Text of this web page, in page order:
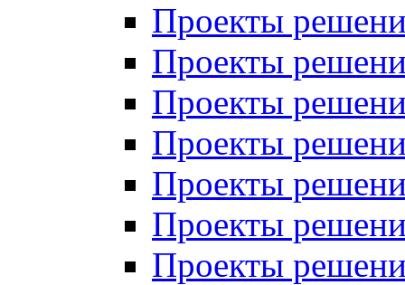
Проекты
Проекты
Проекты
Проекты
Проекты
Проекты
Проекты